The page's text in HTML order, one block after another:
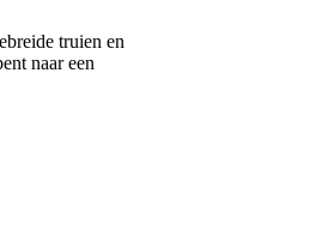
truien en
naar een